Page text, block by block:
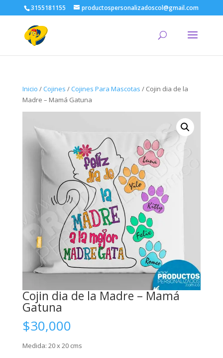
3155181155 productospersonalizadoscol@gmail.com
Inicio /Cojines /Cojines Para Mascotas / Cojin dia de la
Madre – Mamá Gatuna
Cojin dia de la Madre – Mamá
Gatuna
$30,000
Medida: 20 x 20 cms